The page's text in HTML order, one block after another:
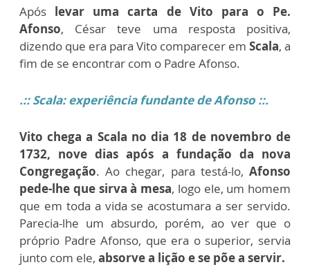
Após levar uma carta de Vito para o Pe.
Afonso, César teve uma resposta positiva,
dizendo que era para Vito comparecer em Scala, a
fim de se encontrar com o Padre Afonso.
.:: Scala: experiência fundante de Afonso ::.
Vito chega a Scala no dia 18 de novembro de
1732, nove dias após a fundação da nova
Congregação. Ao chegar, para testá-lo, Afonso
pede-lhe que sirva à mesa, logo ele, um homem
que em toda a vida se acostumara a ser servido.
Parecia-lhe um absurdo, porém, ao ver que o
próprio Padre Afonso, que era o superior, servia
junto com ele, absorve a lição e se põe a servir.